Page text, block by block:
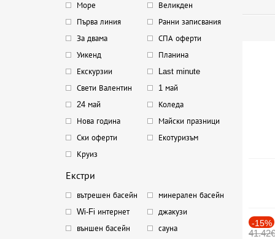
Море
Великден
Първа линия
Ранни записвания
За двама
СПА оферти
Уикенд
Планина
Екскурзии
Last minute
Свети Валентин
1 май
24 май
Коледа
Нова година
Майски празници
Ски оферти
Екотуризъм
Круиз
Екстри
вътрешен басейн
минерален басейн
Wi-Fi интернет
джакузи
външен басейн
сауна
-15%
41.42€